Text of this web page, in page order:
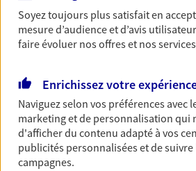
immobilier, études des enfants
du monde… Épargnez à votre
simplement, selon votre profil.
Retraite
Préparez sereinement ce
votre vie avec les conseils d'un
notre solution PER (Plan Epargne
Soyez toujours plus satisfait en
mesure d’audience et d’avis
faire évoluer nos offres et nos
Enrichissez votre
Naviguez selon vos préférences avec
marketing et de personnalisation qui
d'afficher du contenu adapté à vos
publicités personnalisées et de
campagnes.